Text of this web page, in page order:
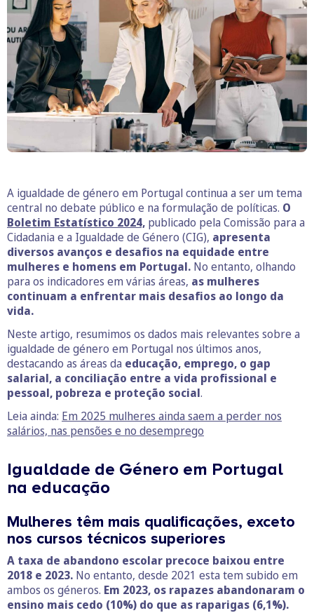
A igualdade de género em Portugal continua a ser um tema
central no debate público e na formulação de políticas. O
Boletim Estatístico 2024, publicado pela Comissão para a
Cidadania e a Igualdade de Género (CIG), apresenta
diversos avanços e desafios na equidade entre
mulheres e homens em Portugal. No entanto, olhando
para os indicadores em várias áreas, as mulheres
continuam a enfrentar mais desafios ao longo da
vida.
Neste artigo, resumimos os dados mais relevantes sobre a
igualdade de género em Portugal nos últimos anos,
destacando as áreas da educação, emprego, o gap
salarial, a conciliação entre a vida profissional e
pessoal, pobreza e proteção social.
Leia ainda: Em 2025 mulheres ainda saem a perder nos
salários, nas pensões e no desemprego
Igualdade de Género em Portugal
na educação
Mulheres têm mais qualificações, exceto
nos cursos técnicos superiores
A taxa de abandono escolar precoce baixou entre
2018 e 2023. No entanto, desde 2021 esta tem subido em
ambos os géneros. Em 2023, os rapazes abandonaram o
ensino mais cedo (10%) do que as raparigas (6,1%).